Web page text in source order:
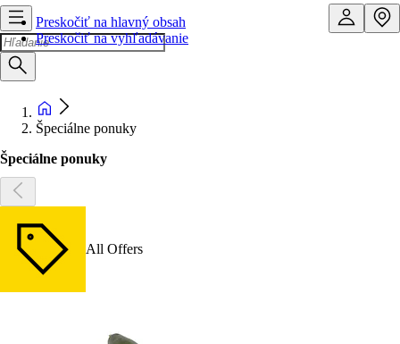
Preskočiť na hlavný obsah
Preskočiť na vyhľadávanie
Špeciálne ponuky
Špeciálne ponuky
All Offers